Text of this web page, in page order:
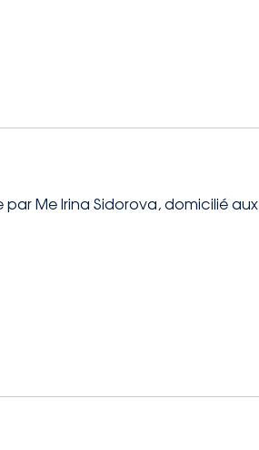
Me Irina Sidorova, domicilié aux